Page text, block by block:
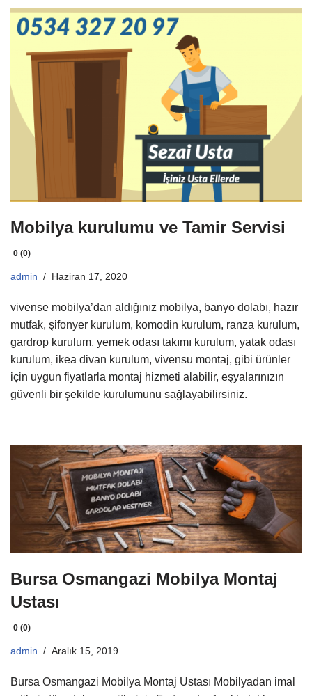
Mobilya kurulumu ve Tamir Servisi
0 (0)
admin Haziran 17, 2020
vivense mobilya’dan aldığınız mobilya, banyo dolabı, hazır
mutfak, şifonyer kurulum, komodin kurulum, ranza kurulum,
gardrop kurulum, yemek odası takımı kurulum, yatak odası
kurulum, ikea divan kurulum, vivensu montaj, gibi ürünler
için uygun fiyatlarla montaj hizmeti alabilir, eşyalarınızın
güvenli bir şekilde kurulumunu sağlayabilirsiniz.
Bursa Osmangazi Mobilya Montaj
Ustası
0 (0)
admin Aralık 15, 2019
Bursa Osmangazi Mobilya Montaj Ustası Mobilyadan imal